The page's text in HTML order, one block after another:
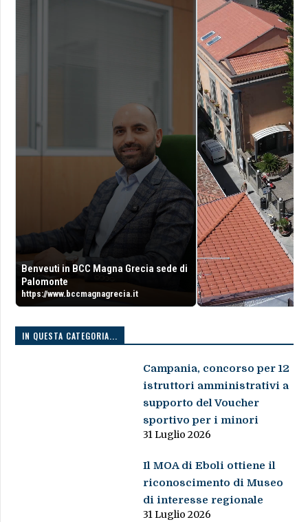
Benveuti in BCC Magna Grecia sede di
Palomonte
https://www.bccmagnagrecia.it
IN QUESTA CATEGORIA...
Campania, concorso per 12
istruttori amministrativi a
supporto del Voucher
sportivo per i minori
31 Luglio 2026
Il MOA di Eboli ottiene il
riconoscimento di Museo
di interesse regionale
31 Luglio 2026